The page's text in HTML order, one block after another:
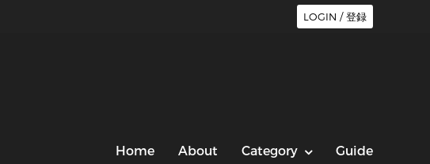
LOGIN / 登録
Home About Category Guide